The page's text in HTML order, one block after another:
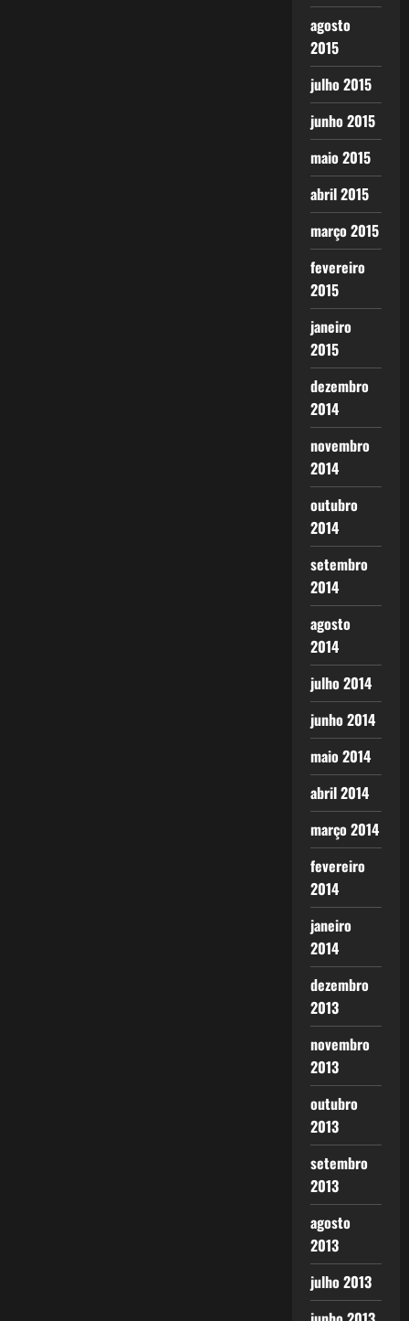
agosto
2015
julho 2015
junho 2015
maio 2015
abril 2015
março 2015
fevereiro
2015
janeiro
2015
dezembro
2014
novembro
2014
outubro
2014
setembro
2014
agosto
2014
julho 2014
junho 2014
maio 2014
abril 2014
março 2014
fevereiro
2014
janeiro
2014
dezembro
2013
novembro
2013
outubro
2013
setembro
2013
agosto
2013
julho 2013